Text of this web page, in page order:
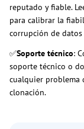
reputado y fiable.
para calibrar la
corrupción de
✅Soporte técnico:
soporte técnico o
cualquier problema
clonación.